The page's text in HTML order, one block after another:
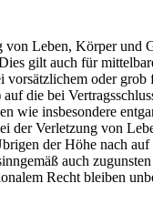
Leben, Körper
gilt auch für
oder
die bei
wie insbesondere
der Verletzung von
der Höhe nach
auch
Recht bleiben